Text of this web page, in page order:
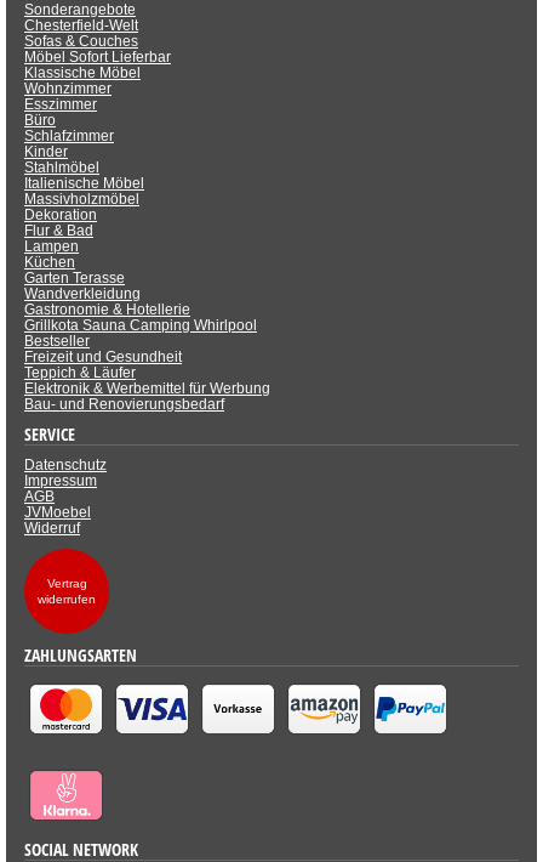
Sonderangebote
Chesterfield-Welt
Sofas & Couches
Möbel Sofort Lieferbar
Klassische Möbel
Wohnzimmer
Esszimmer
Büro
Schlafzimmer
Kinder
Stahlmöbel
Italienische Möbel
Massivholzmöbel
Dekoration
Flur & Bad
Lampen
Küchen
Garten Terasse
Wandverkleidung
Gastronomie & Hotellerie
Grillkota Sauna Camping Whirlpool
Bestseller
Freizeit und Gesundheit
Teppich & Läufer
Elektronik & Werbemittel für Werbung
Bau- und Renovierungsbedarf
SERVICE
Datenschutz
Impressum
AGB
JVMoebel
Widerruf
Vertrag
widerrufen
ZAHLUNGSARTEN
SOCIAL NETWORK